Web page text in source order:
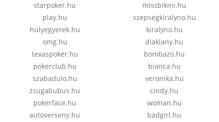
starpoker.hu
play.hu
hulyegyerek.hu
omg.hu
texaspoker.hu
pokerclub.hu
szabadulo.hu
zsugabubus.hu
pokerface.hu
autoverseny.hu
missbikini.hu
szepsegkiralyno.hu
kiralyno.hu
diaklany.hu
bombazo.hu
bianca.hu
veronika.hu
cindy.hu
woman.hu
badgirl.hu